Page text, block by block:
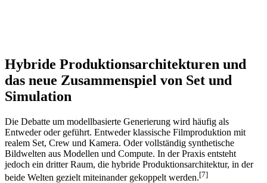
Hybride Produktionsarchitekturen und
das neue Zusammenspiel von Set und
Simulation
Die Debatte um modellbasierte Generierung wird häufig als
Entweder oder geführt. Entweder klassische Filmproduktion mit
realem Set, Crew und Kamera. Oder vollständig synthetische
Bildwelten aus Modellen und Compute. In der Praxis entsteht
jedoch ein dritter Raum, die hybride Produktionsarchitektur, in der
beide Welten gezielt miteinander gekoppelt werden.[7]